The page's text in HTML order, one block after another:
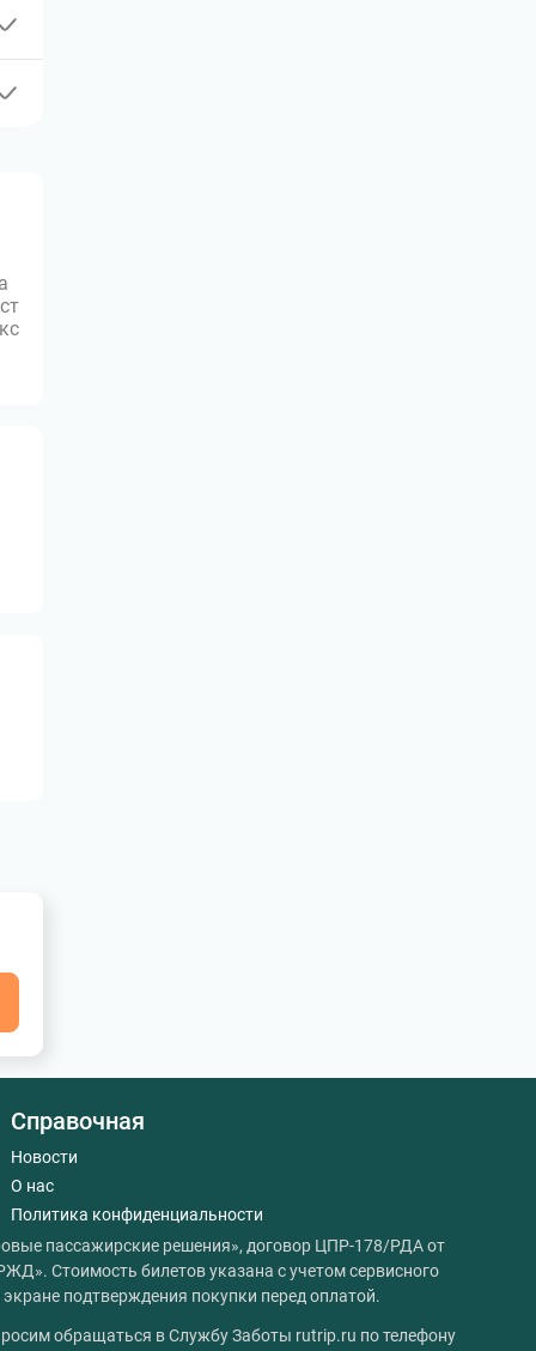
Справочная
Новости
О нас
Политика конфиденциальности
пассажирские решения», договор ЦПР-178/РДА от
Стоимость билетов указана с учетом сервисного
подтверждения покупки перед оплатой.
обращаться в Службу Заботы rutrip.ru по телефону